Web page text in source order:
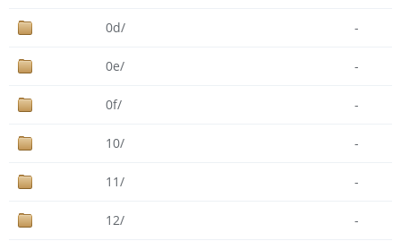
0d/ -
0e/ -
0f/ -
10/ -
11/ -
12/ -